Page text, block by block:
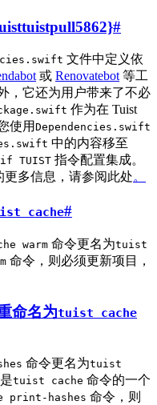
#
文件中定义依
或 Renovatebot 等工
，它还为用户带来了不必
作为在 Tuist
使用Dependencies.swift
中的内容移至
TUIST 指令配置集成。
多信息，请参阅此处。
cache#
warm 命令更名为tuist
命令，则必须更新项目，
命名为tuist cache
命令更名为tuist
tuist cache 命令的一个
print-hashes 命令，则